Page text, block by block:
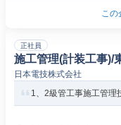
この
正社員
施工管理(計装工事)/
日本電技株式会社
1、2級管工事施工管理